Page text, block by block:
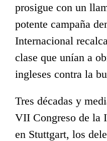
prosigue con un
potente campaña
Internacional
clase que unían a
ingleses contra la
Tres décadas y
VII Congreso de la
en Stuttgart, los